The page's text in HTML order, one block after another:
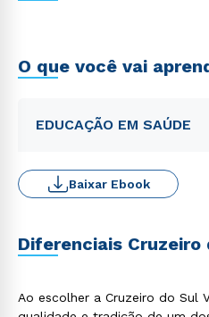
O que você vai
EDUCAÇÃO EM SAÚDE
Baixar Ebook
Diferenciais Cruzeiro
Ao escolher a Cruzeiro do Sul